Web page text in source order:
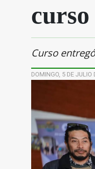
Curso
DOMINGO, 5 DE JULIO